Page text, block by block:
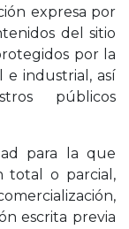
expresa por
del sitio
por la
industrial, así
públicos
para la que
total o parcial,
escrita previa